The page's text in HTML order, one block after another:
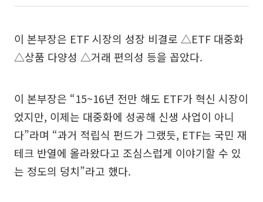
이 본부장은 ETF 시장의 성장 비결로 △ETF 대중화
△상품 다양성 △거래 편의성 등을 꼽았다.
이 본부장은 “15~16년 전만 해도 ETF가 혁신 시장이
었지만, 이제는 대중화에 성공해 신생 사업이 아니
다”라며 “과거 적립식 펀드가 그랬듯, ETF는 국민 재
테크 반열에 올라왔다고 조심스럽게 이야기할 수 있
는 정도의 덩치”라고 했다.